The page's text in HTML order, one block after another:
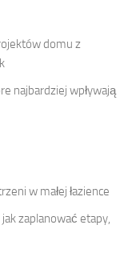
domu z
najbardziej wpływają
w małej łazience
zaplanować etapy,